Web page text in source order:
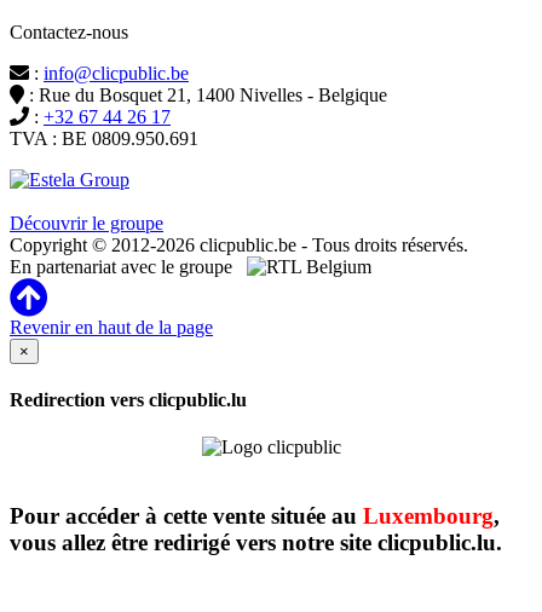
Contactez-nous
: info@clicpublic.be
: Rue du Bosquet 21, 1400 Nivelles - Belgique
: +32 67 44 26 17
TVA : BE 0809.950.691
Découvrir le groupe
Copyright © 2012-2026 clicpublic.be - Tous droits réservés.
En partenariat avec le groupe
Revenir en haut de la page
×
Redirection vers clicpublic.lu
Pour accéder à cette vente située au Luxembourg,
vous allez être redirigé vers notre site clicpublic.lu.